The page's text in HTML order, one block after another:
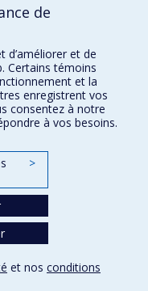
de
d’améliorer et de
Certains témoins
et la
enregistrent vos
consentez à notre
à vos besoins.
>
et nos conditions